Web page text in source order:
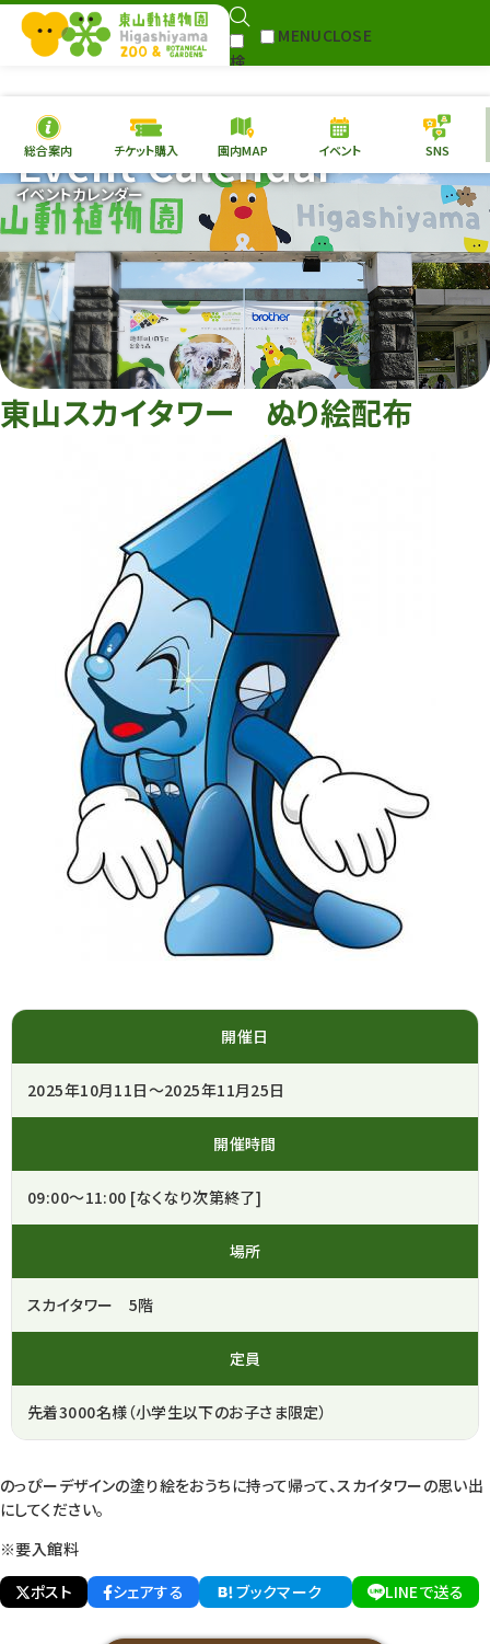
検
MENUCLOSE
本日の開園情報 チケ
園内MAP イベント
総合案内
動物園 植物園
再生プラン
東山動植物園
への支援
環境教育
サイトマップ
総合案内 チケット購入 園内MAP イベント SNS
イベントカレンダー
Event Calendar
東山スカイタワー ぬり絵配布
開催日
2025年10月11日～2025年11月25日
開催時間
09:00～11:00 [なくなり次第終了]
場所
スカイタワー 5階
定員
先着3000名様（小学生以下のお子さま限定）
のっぴーデザインの塗り絵をおうちに持って帰って、スカイタワーの思い出
にしてください。
※要入館料
ポスト
シェアする ブックマーク LINEで送る